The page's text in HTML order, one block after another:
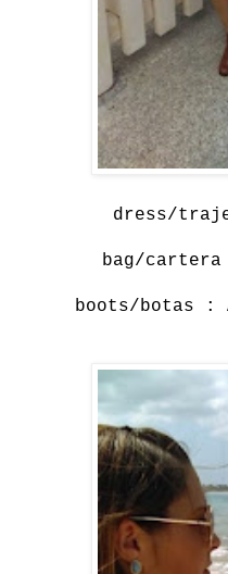
dress/
bag/
boots/botas :